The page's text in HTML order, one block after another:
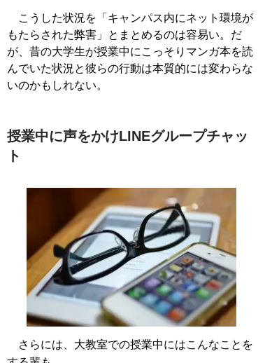
こうした状況を「キャンパス内にネット環境が
もたらされた弊害」とまとめるのは容易い。だ
が、昔の大学生が授業中にこっそりマンガ本を読
んでいた状況と彼らの行動は本質的には変わらな
いのかもしれない。
授業中に声をかけLINEグループチャッ
ト
さらには、大教室での授業中にはこんなことを